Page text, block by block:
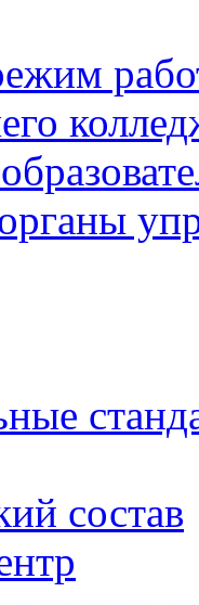
состав